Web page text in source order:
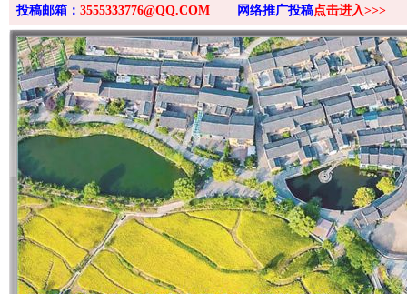
投稿邮箱： 3555333776@QQ.COM 网络推广投稿点击进入>>>